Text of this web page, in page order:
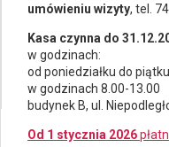
umówieniu wizyty, tel.
Kasa czynna do
w godzinach:
od poniedziałku do piątku
w godzinach 8.00-13.00
budynek B, ul.
Od 1 stycznia 2026